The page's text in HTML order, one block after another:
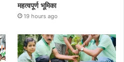
महत्वपूर्ण भूमिका
19 hours ago